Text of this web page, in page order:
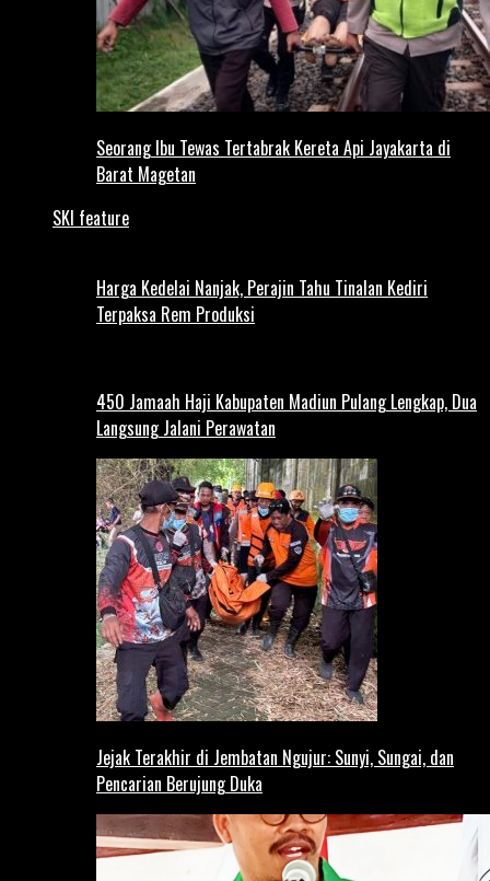
Seorang Ibu Tewas Tertabrak Kereta Api Jayakarta di
Barat Magetan
SKI feature
Harga Kedelai Nanjak, Perajin Tahu Tinalan Kediri
Terpaksa Rem Produksi
450 Jamaah Haji Kabupaten Madiun Pulang Lengkap, Dua
Langsung Jalani Perawatan
Jejak Terakhir di Jembatan Ngujur: Sunyi, Sungai, dan
Pencarian Berujung Duka